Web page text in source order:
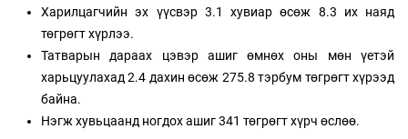
Харилцагчийн эх үүсвэр 3.1 хувиар өсөж 8.3 их наяд
төгрөгт хүрлээ.
Татварын дараах цэвэр ашиг өмнөх оны мөн үетэй
харьцуулахад 2.4 дахин өсөж 275.8 тэрбум төгрөгт хүрээд
байна.
Нэгж хувьцаанд ногдох ашиг 341 төгрөгт хүрч өслөө.